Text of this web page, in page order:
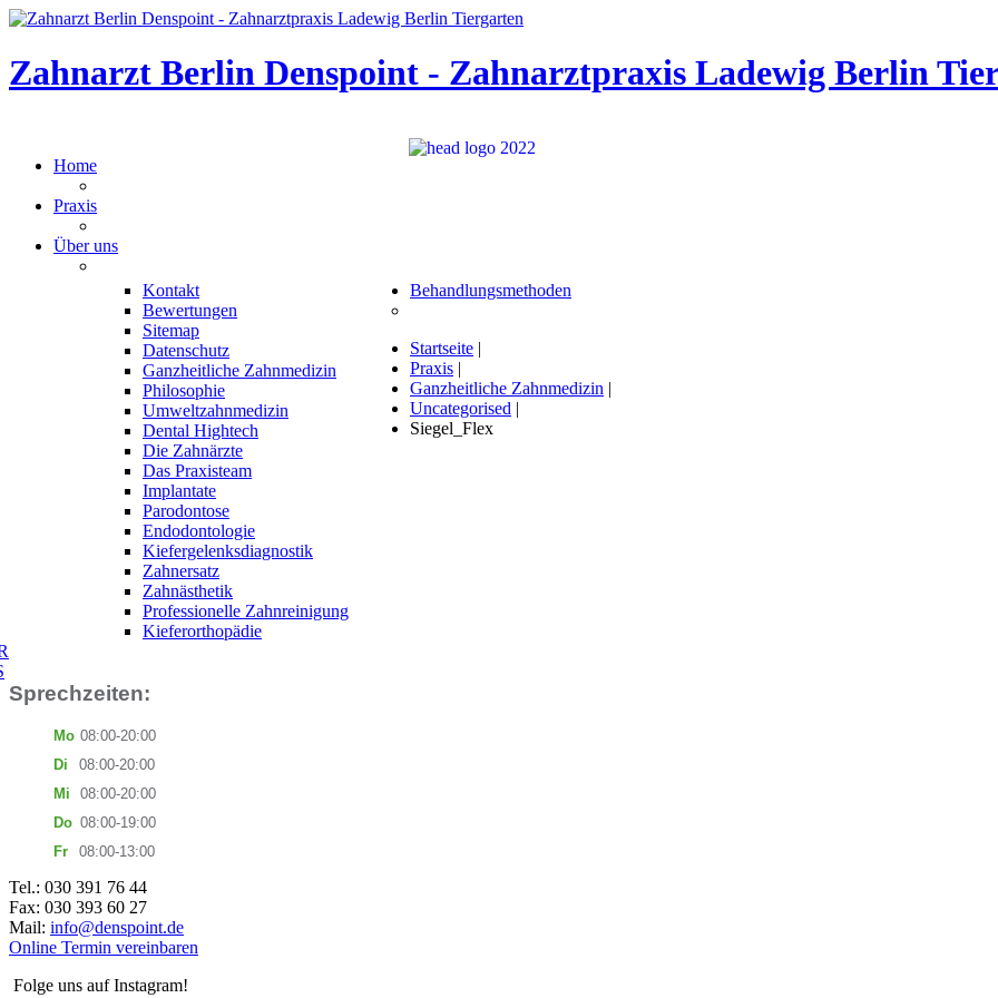
Zahnarzt Berlin Denspoint - Zahnarztpraxis Ladewig Berlin
Home
Kontakt
Bewertungen
Sitemap
Datenschutz
Praxis
Ganzheitliche Zahnmedizin
Philosophie
Umweltzahnmedizin
Dental Hightech
Über uns
Die Zahnärzte
Das Praxisteam
Behandlungsmethoden
Implantate
Parodontose
Endodontologie
Kiefergelenksdiagnostik
Zahnersatz
Zahnästhetik
Professionelle Zahnreinigung
Kieferorthopädie
Startseite |
Praxis |
Ganzheitliche Zahnmedizin |
Uncategorised |
Siegel_Flex
Sprechzeiten:
Mo 08:00-20:00
Di
08:00-20:00
Mi
08:00-20:00
Do 08:00-19:00
Fr
08:00-13:00
Tel.: 030 391 76 44
Fax: 030 393 60 27
Mail: info@denspoint.de
Online Termin vereinbaren
Folge uns auf Instagram!